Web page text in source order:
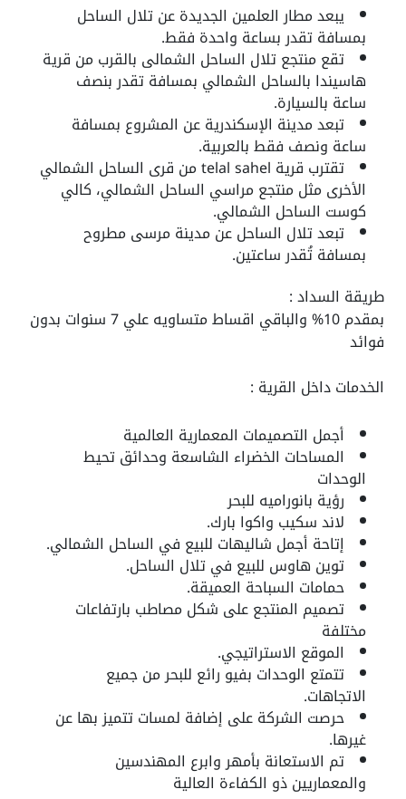
يبعد مطار العلمين الجديدة عن تلال الساحل
بمسافة تقدر بساعة واحدة فقط.
تقع منتجع تلال الساحل الشمالى بالقرب من قرية
هاسيندا بالساحل الشمالي بمسافة تقدر بنصف
ساعة بالسيارة.
تبعد مدينة الإسكندرية عن المشروع بمسافة
ساعة ونصف فقط بالعربية.
تقترب قرية telal sahel من قرى الساحل الشمالي
الأخرى مثل منتجع مراسي الساحل الشمالي، كالي
كوست الساحل الشمالي.
تبعد تلال الساحل عن مدينة مرسى مطروح
بمسافة تُقدر ساعتين.
طريقة السداد :
بمقدم 10% والباقي اقساط متساويه علي 7 سنوات بدون
فوائد
الخدمات داخل القرية :
أجمل التصميمات المعمارية العالمية
المساحات الخضراء الشاسعة وحدائق تحيط
الوحدات
رؤية بانوراميه للبحر
لاند سكيب واكوا بارك.
إتاحة أجمل شاليهات للبيع في الساحل الشمالي.
توين هاوس للبيع في تلال الساحل.
حمامات السباحة العميقة.
تصميم المنتجع على شكل مصاطب بارتفاعات
مختلفة
الموقع الاستراتيجي.
تتمتع الوحدات بفيو رائع للبحر من جميع
الاتجاهات.
حرصت الشركة على إضافة لمسات تتميز بها عن
غيرها.
تم الاستعانة بأمهر وابرع المهندسين
والمعماريين ذو الكفاءة العالية